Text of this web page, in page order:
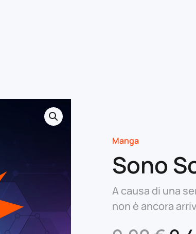
Manga
Sono
A causa di una
non è ancora